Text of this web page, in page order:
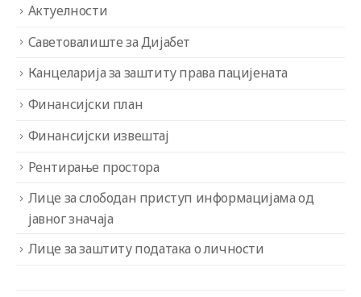
Актуелности
Саветовалиште за Дијабет
Канцеларија за заштиту права пацијената
Финансијски план
Финансијски извештај
Рентирање простора
Лице за слободан приступ информацијама од
јавног значаја
Лице за заштиту података о личности